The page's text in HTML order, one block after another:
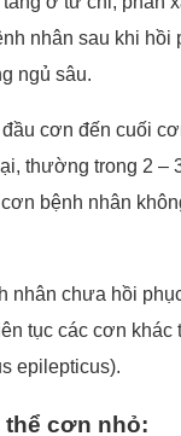
nhân sau khi hồi
ngủ sâu.
cơn đến cuối
thường trong 2 –
bệnh nhân
nhân chưa hồi
tục các cơn khác
epilepticus).
cơn nhỏ: